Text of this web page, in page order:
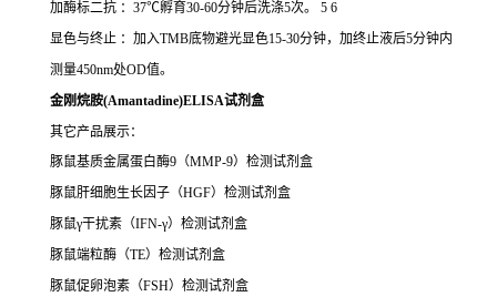
加酶标二抗 ：37℃孵育30-60分钟后洗涤5次。 5 6
显色与终止 ：加入TMB底物避光显色15-30分钟，加终止液后5分钟内
测量450nm处OD值。
金刚烷胺(Amantadine)ELISA试剂盒
其它产品展示：
豚鼠基质金属蛋白酶9 （MMP-9）检测试剂盒
豚鼠肝细胞生长因子（HGF）检测试剂盒
豚鼠γ干扰素 （IFN-γ）检测试剂盒
豚鼠端粒酶（TE）检测试剂盒
豚鼠促卵泡素（FSH）检测试剂盒